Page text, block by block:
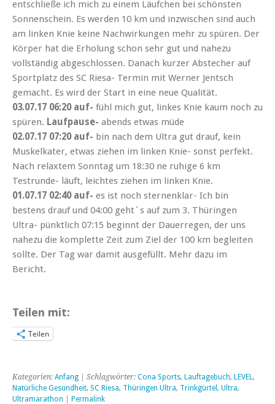
entschließe ich mich zu einem Läufchen bei schönsten
Sonnenschein. Es werden 10 km und inzwischen sind auch
am linken Knie keine Nachwirkungen mehr zu spüren. Der
Körper hat die Erholung schon sehr gut und nahezu
vollständig abgeschlossen. Danach kurzer Abstecher auf
Sportplatz des SC Riesa- Termin mit Werner Jentsch
gemacht. Es wird der Start in eine neue Qualität.
03.07.17 06:20 auf- fühl mich gut, linkes Knie kaum noch zu
spüren. Laufpause- abends etwas müde
02.07.17 07:20 auf- bin nach dem Ultra gut drauf, kein
Muskelkater, etwas ziehen im linken Knie- sonst perfekt.
Nach relaxtem Sonntag um 18:30 ne ruhige 6 km
Testrunde- läuft, leichtes ziehen im linken Knie.
01.07.17 02:40 auf- es ist noch sternenklar- Ich bin
bestens drauf und 04:00 geht´s auf zum 3. Thüringen
Ultra- pünktlich 07:15 beginnt der Dauerregen, der uns
nahezu die komplette Zeit zum Ziel der 100 km begleiten
sollte. Der Tag war damit ausgefüllt. Mehr dazu im
Bericht.
Teilen mit:
Teilen
Kategorien: Anfang | Schlagwörter: Cona Sports, Lauftagebuch, LEVEL,
Natürliche Gesundheit, SC Riesa, Thüringen Ultra, Trinkgürtel , Ultra,
Ultramarathon
Permalink